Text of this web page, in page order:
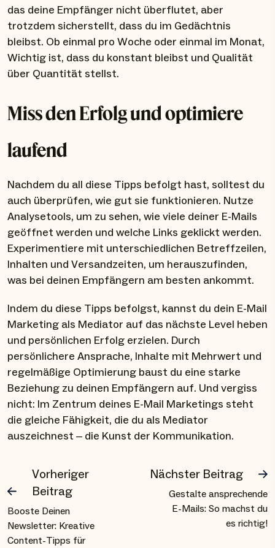
das deine Empfänger nicht überflutet, aber
trotzdem sicherstellt, dass du im Gedächtnis
bleibst. Ob einmal pro Woche oder einmal im Monat,
Wichtig ist, dass du konstant bleibst und Qualität
über Quantität stellst.
Miss den Erfolg und optimiere
laufend
Nachdem du all diese Tipps befolgt hast, solltest du
auch überprüfen, wie gut sie funktionieren. Nutze
Analysetools, um zu sehen, wie viele deiner E-Mails
geöffnet werden und welche Links geklickt werden.
Experimentiere mit unterschiedlichen Betreffzeilen,
Inhalten und Versandzeiten, um herauszufinden,
was bei deinen Empfängern am besten ankommt.
Indem du diese Tipps befolgst, kannst du dein E-Mail
Marketing als Mediator auf das nächste Level heben
und persönlichen Erfolg erzielen. Durch
persönlichere Ansprache, Inhalte mit Mehrwert und
regelmäßige Optimierung baust du eine starke
Beziehung zu deinen Empfängern auf. Und vergiss
nicht: Im Zentrum deines E-Mail Marketings steht
die gleiche Fähigkeit, die du als Mediator
auszeichnest – die Kunst der Kommunikation.
Vorheriger
Beitrag
Booste Deinen
Newsletter: Kreative
Content-Tipps für
Nächster Beitrag
Gestalte ansprechende
E-Mails: So machst du
es richtig!